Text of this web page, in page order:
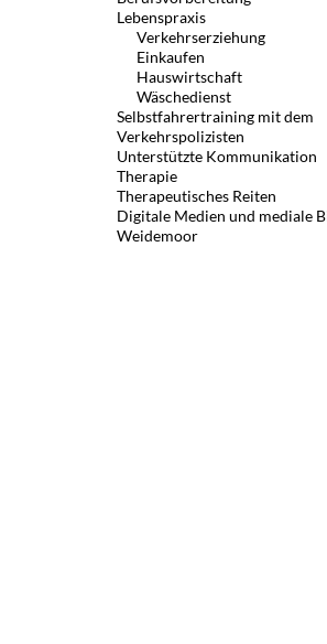
Lebenspraxis
Verkehrserziehung
Einkaufen
Hauswirtschaft
Wäschedienst
Selbstfahrertraining mit dem
Verkehrspolizisten
Unterstützte Kommunikation
Therapie
Therapeutisches Reiten
Digitale Medien und mediale
Weidemoor